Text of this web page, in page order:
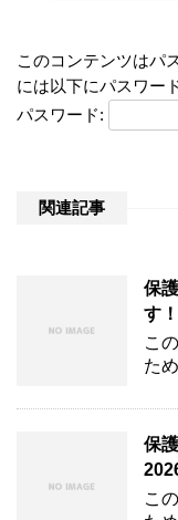
このコンテンツはパ
には以下にパスワー
パスワード:
関連記事
保
す
こ
た
保
こ